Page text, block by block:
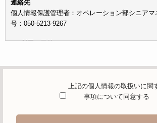
連絡先
個人情報保護管理者：オペレーション部シニア
号：050-5213-9267
c）利用の目的
を適切に受け付け、当社が提供するサービスに
d）個人情報を第三者に提供することが予定され
情報を第三者に提供することはありません。
上記の個人情報の取扱いに関
事項について同意する